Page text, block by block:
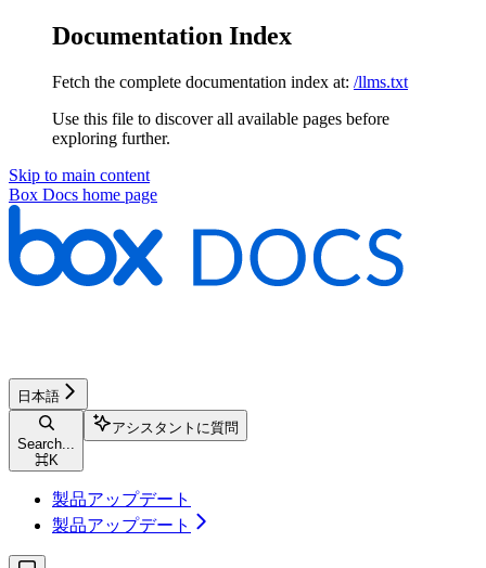
Documentation Index
Fetch the complete documentation index at: /llms.txt
Use this file to discover all available pages before
exploring further.
Skip to main content
Box Docs home page
日本語
Search...
⌘K
アシスタントに質問
製品アップデート
製品アップデート